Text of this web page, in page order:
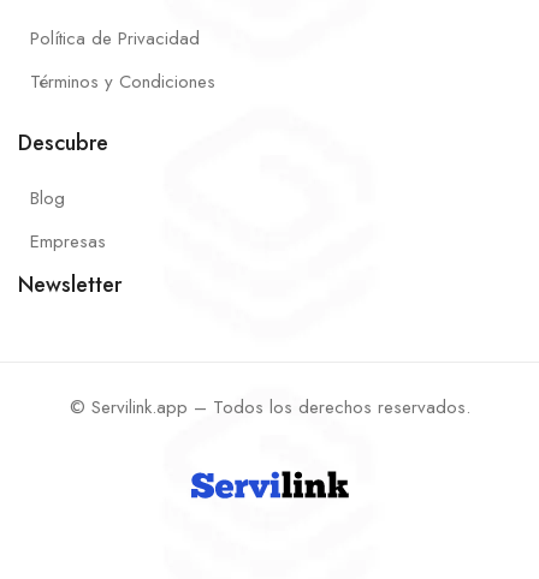
Política de Privacidad
Términos y Condiciones
Descubre
Blog
Empresas
Newsletter
© Servilink.app – Todos los derechos reservados.